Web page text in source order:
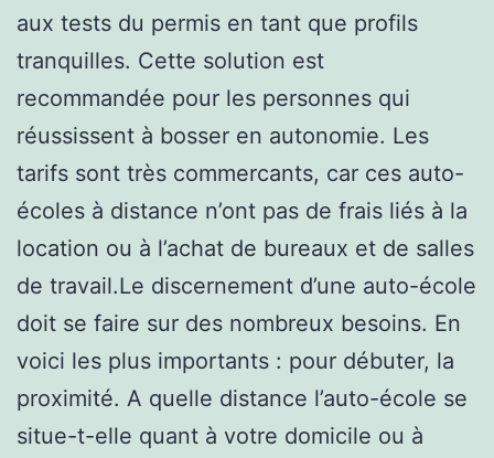
aux tests du permis en tant que profils
tranquilles. Cette solution est
recommandée pour les personnes qui
réussissent à bosser en autonomie. Les
tarifs sont très commercants, car ces auto-
écoles à distance n’ont pas de frais liés à la
location ou à l’achat de bureaux et de salles
de travail.Le discernement d’une auto-école
doit se faire sur des nombreux besoins. En
voici les plus importants : pour débuter, la
proximité. A quelle distance l’auto-école se
situe-t-elle quant à votre domicile ou à